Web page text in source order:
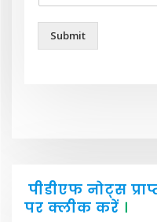
Submit
पीडीएफ नोट्स
पर क्लीक करें ।